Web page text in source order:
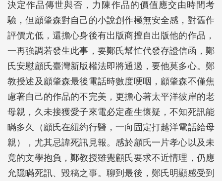
決定作品傳世與否，力陳作品的價值應交由時間考
驗，但顧肇森對自己的小說創作極無安全感，對舊作
評價尤低，還擔心身後有出版商擅自出版他的作品，
一再強調若發生此事，要鄭氏幫忙代發存證信函，鄭
氏安慰顧氏臺灣新版權法即將通過，要他莫多心。鄭
教授述及顧肇森最後電話時數度哽咽，顧肇森不僅焦
慮著自己的作品的不完美，更擔心著太平洋彼岸的老
母親，久未接獲愛子來電必定產生懷疑，不知死訊能
瞞多久（顧氏在紐約行醫，一向固定打越洋電話給母
親），尤其忌諱死訊見報。感於顧氏一片孝心以及未
竟的文學抱負，鄭教授雖覺顧氏要求不近情理，仍應
允隱瞞死訊、毀稿之事。聊到最後，鄭氏明顯感受到